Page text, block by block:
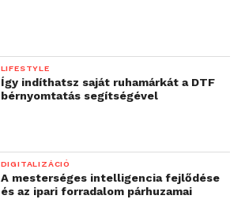
LIFESTYLE
Így indíthatsz saját ruhamárkát a DTF
bérnyomtatás segítségével
DIGITALIZÁCIÓ
A mesterséges intelligencia fejlődése
és az ipari forradalom párhuzamai